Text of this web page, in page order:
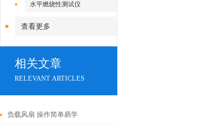
水平燃烧性测试仪
查看更多
相关文章
RELEVANT ARTICLES
负载风扇 操作简单易学